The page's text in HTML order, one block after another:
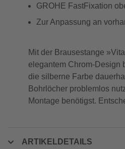
GROHE FastFixation
Zur Anpassung an
Mit der Brausestange
elegantem Chrom-Design
die silberne Farbe
Bohrlöcher problemlos
Montage benötigst.
ARTIKELDETAILS